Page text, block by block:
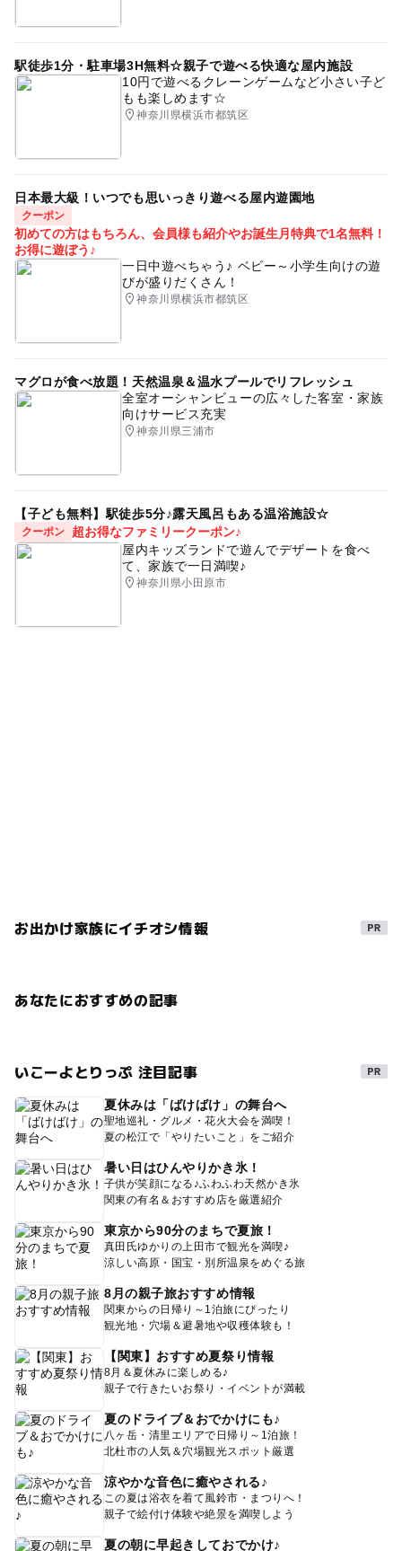
駅徒歩1分・駐車場3H無料☆親子で遊べる快適な屋内施設
10円で遊べるクレーンゲームなど小さい子ど
もも楽しめます☆
神奈川県横浜市都筑区
日本最大級！いつでも思いっきり遊べる屋内遊園地
クーポン
初めての方はもちろん、会員様も紹介やお誕生月特典で1名無料！
お得に遊ぼう♪
一日中遊べちゃう♪ ベビー～小学生向けの遊
びが盛りだくさん！
神奈川県横浜市都筑区
マグロが食べ放題！天然温泉＆温水プールでリフレッシュ
全室オーシャンビューの広々した客室・家族
向けサービス充実
神奈川県三浦市
【子ども無料】駅徒歩5分♪露天風呂もある温浴施設☆
クーポン
超お得なファミリークーポン♪
屋内キッズランドで遊んでデザートを食べ
て、家族で一日満喫♪
神奈川県小田原市
お出かけ家族にイチオシ情報
あなたにおすすめの記事
いこーよとりっぷ 注目記事
夏休みは「ばけばけ」の舞台へ
聖地巡礼・グルメ・花火大会を満喫！
夏の松江で「やりたいこと」をご紹介
暑い日はひんやりかき氷！
子供が笑顔になる♪ふわふわ天然かき氷
関東の有名＆おすすめ店を厳選紹介
東京から90分のまちで夏旅！
真田氏ゆかりの上田市で観光を満喫♪
涼しい高原・国宝・別所温泉をめぐる旅
8月の親子旅おすすめ情報
関東からの日帰り～1泊旅にぴったり
観光地・穴場＆避暑地や収穫体験も！
【関東】おすすめ夏祭り情報
8月＆夏休みに楽しめる♪
親子で行きたいお祭り・イベントが満載
夏のドライブ＆おでかけにも♪
八ヶ岳・清里エリアで日帰り～1泊旅！
北杜市の人気＆穴場観光スポット厳選
涼やかな音色に癒やされる♪
この夏は浴衣を着て風鈴市・まつりへ！
親子で絵付け体験や絶景を満喫しよう
夏の朝に早起きしておでかけ♪